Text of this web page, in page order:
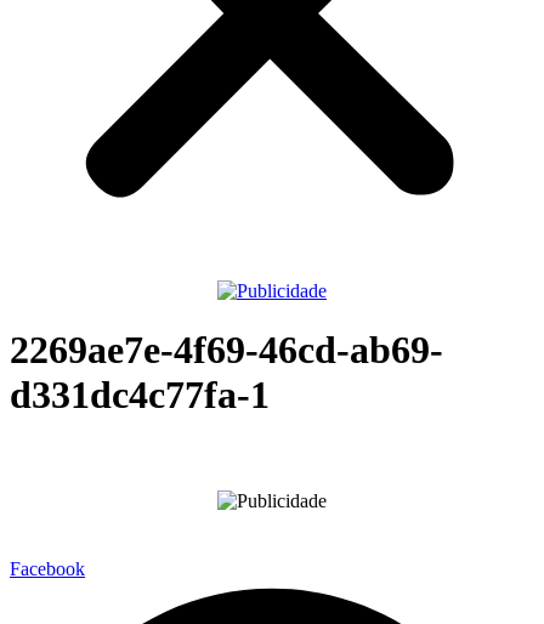
2269ae7e-4f69-46cd-ab69-
d331dc4c77fa-1
Facebook